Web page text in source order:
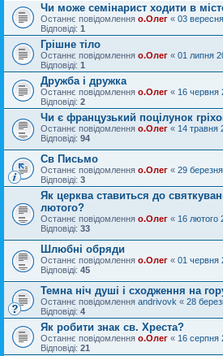
Чи може семінарист ходити в
Останнє повідомлення о.Олег « 03
Відповіді: 1
Грішне тіло
Останнє повідомлення о.Олег « 01 липня
Відповіді: 1
Дружба і дружка
Останнє повідомлення о.Олег « 16 червня
Відповіді: 2
Чи є французький поцілунок
Останнє повідомлення о.Олег « 14 травня
Відповіді: 94
Св Письмо
Останнє повідомлення о.Олег « 29
Відповіді: 3
Як церква ставиться до
лютого?
Останнє повідомлення о.Олег « 16 лютого
Відповіді: 33
Шлюбні обряди
Останнє повідомлення о.Олег « 01 червня
Відповіді: 45
Темна ніч душі і сходження на
Останнє повідомлення andrivovk « 28
Відповіді: 4
Як робити знак св. Хреста?
Останнє повідомлення о.Олег « 16 серпня
Відповіді: 21